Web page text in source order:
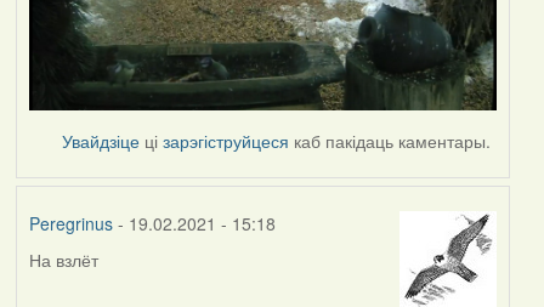
Увайдзіце цізарэгіструйцеся каб пакідаць каментары.
Peregrinus- 19.02.2021 - 15:18
На взлёт